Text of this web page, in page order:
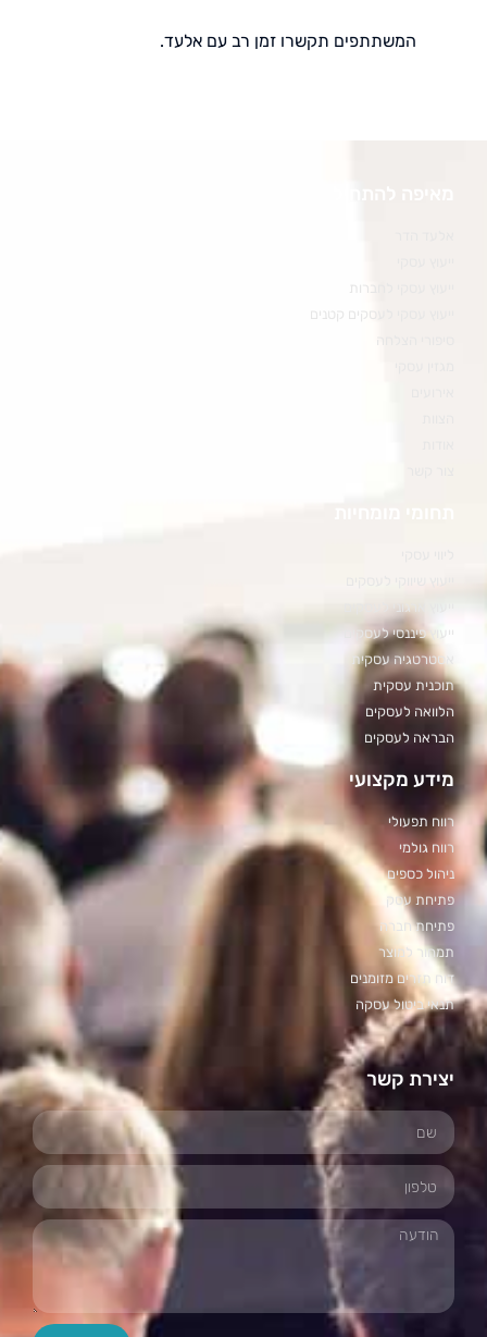
המשתתפים תקשרו זמן רב עם אלעד.
ייעוץ עסקי לחברות
ייעוץ עסקי לעסקים קטנים
ייעוץ ארגוני לעסקים
ייעוץ פיננסי לעסקים
אסטרטגיה עסקית
תוכנית עסקית
הלוואה לעסקים
הבראה לעסקים
מידע מקצועי
רווח תפעולי
רווח גולמי
ניהול כספים
פתיחת עסק
פתיחת חברה
תמחור למוצר
דוח תזרים מזומנים
תנאי ביטול עסקה
יצירת קשר